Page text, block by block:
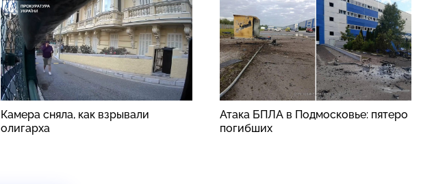
Камера сняла, как взрывали
олигарха
Атака БПЛА в Подмосковье: пятеро
погибших